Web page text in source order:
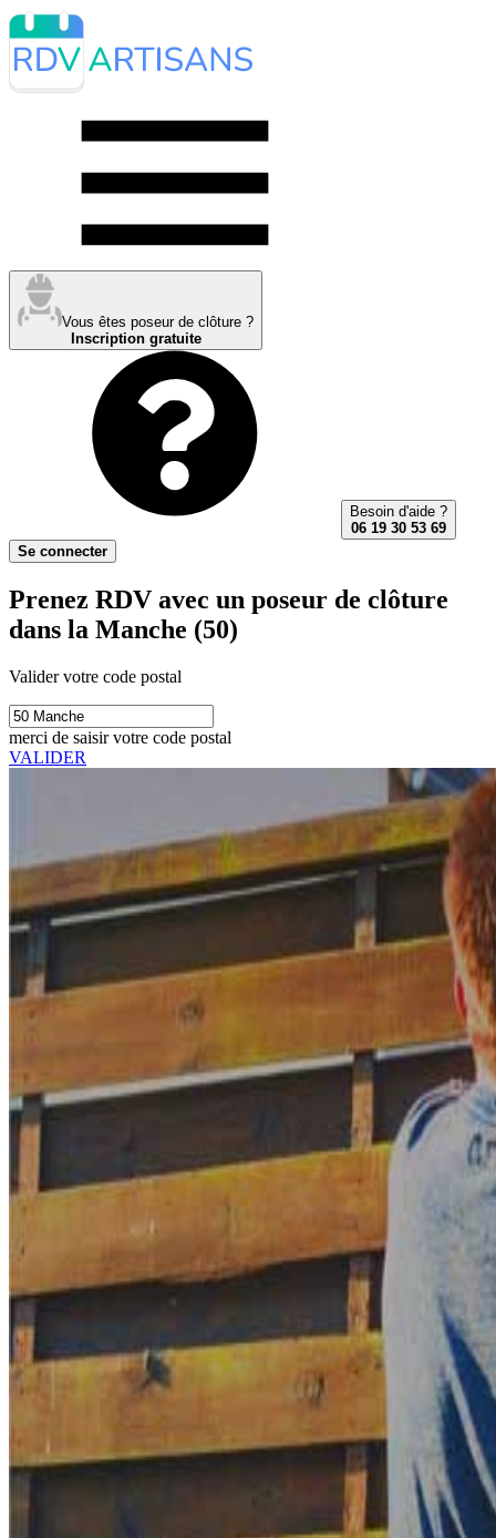
Vous êtes poseur de clôture ?
Inscription gratuite
Besoin d'aide ?
06 19 30 53 69
Se connecter
Prenez RDV avec un poseur de clôture
dans la Manche (50)
Valider votre code postal
merci de saisir votre code postal
VALIDER